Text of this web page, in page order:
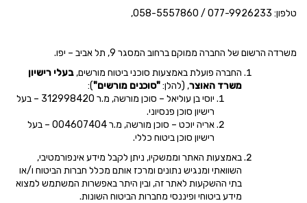
טלפון: 077-9926233 / 058-5557860,
משרדה הרשום של החברה ממוקם ברחוב המסגר 9, תל אביב – יפו.
החברה פועלת באמצעות סוכני ביטוח מורשים,בעלי רישיון
משרד האוצר, (להלן:"סוכנים מורשים"):
יוסי בן עוליאל – סוכן מורשה, מ.ר 312998420 – בעל
רישיון סוכן פנסיוני.
אריה יוכט – סוכן מורשה, מ.ר 004607404 – בעל
רישיון סוכן ביטוח כללי.
באמצעות האתר וממשקיו, ניתן לקבל מידע אינפורמטיבי,
השוואתי ומנגיש נתונים ומרכז אותם מכלל חברות הביטוח ו/או
בתי ההשקעות לאתר זה, ובין היתר באפשרות המשתמש למצוא
מידע ביטוחי ופיננסי מחברות הביטוח השונות.